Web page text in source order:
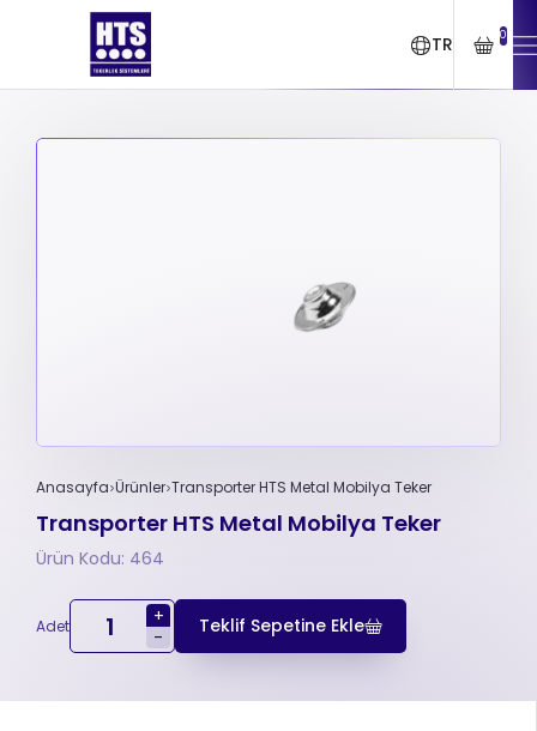
TR 0
Anasayfa Ürünler Transporter HTS Metal Mobilya Teker
Transporter HTS Metal Mobilya Teker
Ürün Kodu: 464
Adet
+
-
Teklif Sepetine Ekle